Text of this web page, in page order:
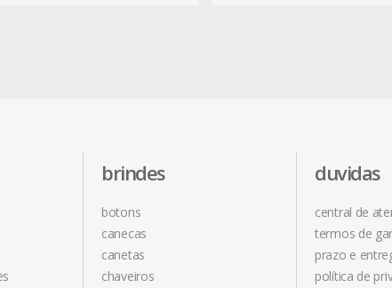
brindes
botons
canecas
canetas
chaveiros
duvidas
central de
termos de
prazo e
política de